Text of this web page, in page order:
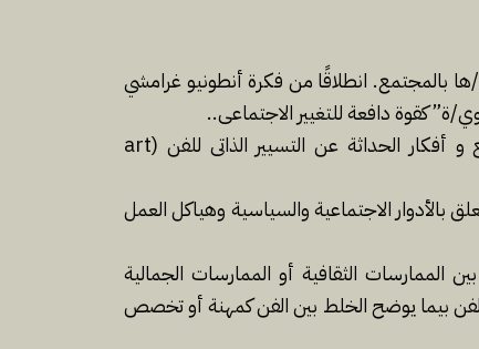
بالمجتمع. انطلاقًا من فكرة أنطونيو غرامشي
كقوة دافعة للتغيير الاجتماعى..
تنقسم المحاضرة الى ثلاث نقاط أولها رصد سريع للتاريخ الحديث للأفكار والمناقشات حول دور الفنان/ة في المجتمع و أفكار الحداثة عن التسيير الذاتى للفن (art
بالأدوار الاجتماعية والسياسية وهياكل العمل
الثقافية أو الممارسات الجمالية
الفن بيما يوضح الخلط بين الفن كمهنة أو تخصص